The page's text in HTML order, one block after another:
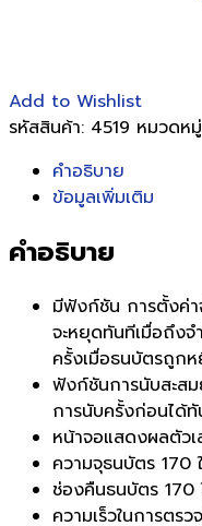
Add to Wishlist
รหัสสินค้า: 4519 หมวดห
คำอธิบาย
ข้อมูลเพิ่มเติม
คำอธิบาย
มีฟังก์ชัน การตั้งค่
จะหยุดทันทีเมื่อถึงจ
ครั้งเมื่อธนบัตรถูก
ฟังก์ชันการนับสะส
การนับครั้งก่อนได้
หน้าจอแสดงผลตัว
ความจุธนบัตร 170
ช่องคืนธนบัตร 170
ความเร็วในการต